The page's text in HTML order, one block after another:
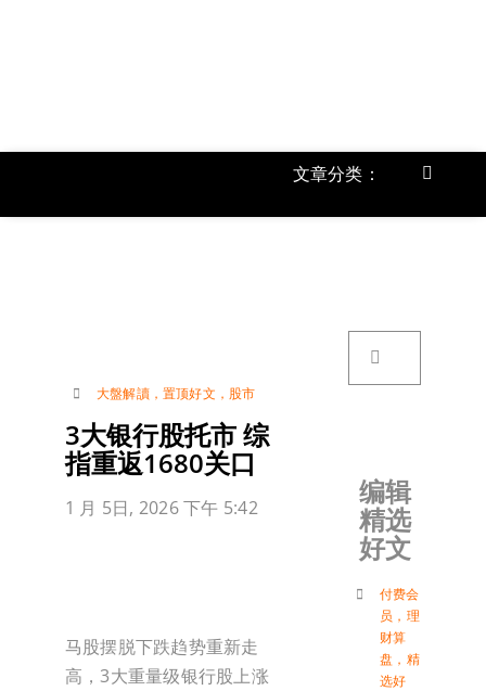
文章分类：
Toggle
大盤解讀， 置顶好文 ， 股市
3大银行股托市 综
指重返1680关口
1 月 5日, 2026 下午 5:42
马股摆脱下跌趋势重新走
高，3大重量级银行股上涨
编辑
精选
好文
付费会
员 ， 理
财算
盘 ， 精
选好